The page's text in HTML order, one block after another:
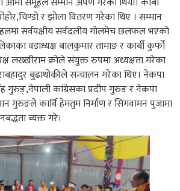
र झोला वितरण गरेका थिए । सम्मान
सर्वपक्षीय सर्वदलीय गोलमेच छलफल भएको
वडाध्यक्ष बालकुमार तामाङ र कार्बी कुर्फो
लख्खीराम क्रोले संयुक्त रुपमा अध्यक्षता गरेका
बुढाथोकीले सन्चालन गरेका थिए। नेकपा
गुरुङ्,नेपाली कांग्रेसका प्रदीप गुरुङ र नेकपा
गुरुङले कार्वि हेमतुम निर्माण र सिंगवामन पुजामा
ब्यक्त गरे।